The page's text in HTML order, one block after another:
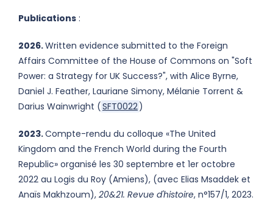
Publications :
2026.Written evidence submitted to the Foreign
Affairs Committee of the House of Commons on "Soft
Power: a Strategy for UK Success?", with Alice Byrne,
Daniel J. Feather, Lauriane Simony, Mélanie Torrent &
Darius Wainwright (SFT0022)
2023.Compte-rendu du colloque «The United
Kingdom and the French World during the Fourth
Republic» organisé les 30 septembre et 1er octobre
2022 au Logis du Roy (Amiens), (avec Elias Msaddek et
Anaïs Makhzoum), 20&21. Revue d'histoire, n°157/1, 2023.